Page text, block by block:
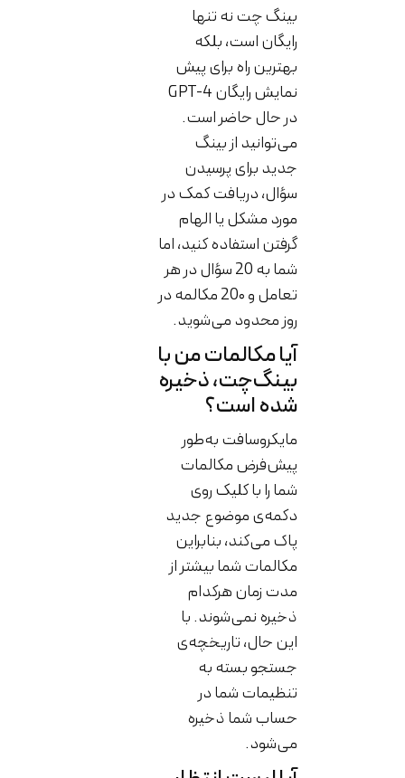
بینگ چت نه تنها
رایگان است، بلکه
بهترین راه برای پیش
نمایش رایگان GPT-4
در حال حاضر است.
می‌توانید از بینگ
جدید برای پرسیدن
سؤال، دریافت کمک در
مورد مشکل یا الهام
گرفتن استفاده کنید، اما
شما به 20 سؤال در هر
تعامل و 20۰ مکالمه در
روز محدود می‌شوید.
آیا مکالمات من با
بینگ‌چت، ذخیره
شده است؟
مایکروسافت به‌طور
پیش‌فرض مکالمات
شما را با کلیک روی
دکمه‌ی موضوع جدید
پاک می‌کند، بنابراین
مکالمات شما بیشتر از
مدت زمان هرکدام
ذخیره نمی‌شوند. با
این حال، تاریخچه‌ی
جستجو بسته به
تنظیمات شما در
حساب شما ذخیره
می‌شود.